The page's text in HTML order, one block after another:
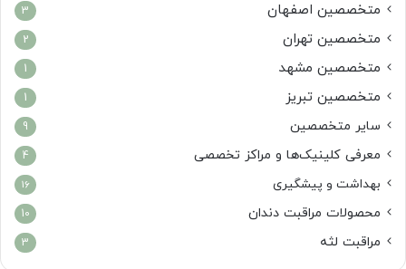
متخصصین اصفهان 3
متخصصین تهران 2
متخصصین مشهد 1
متخصصین تبریز 1
سایر متخصصین 9
معرفی کلینیک‌ها و مراکز تخصصی 4
بهداشت و پیشگیری 16
محصولات مراقبت دندان 10
مراقبت لثه 3